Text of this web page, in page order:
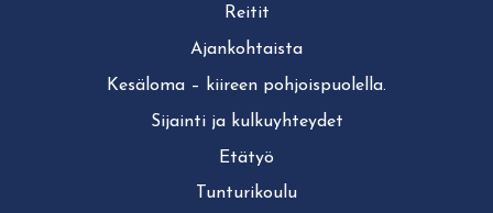
Reitit
Ajan­koh­tais­ta
Kesäloma – kiireen pohjoispuolella.
Sijainti ja kul­ku­yh­tey­det
Etätyö
Tun­tu­ri­kou­lu